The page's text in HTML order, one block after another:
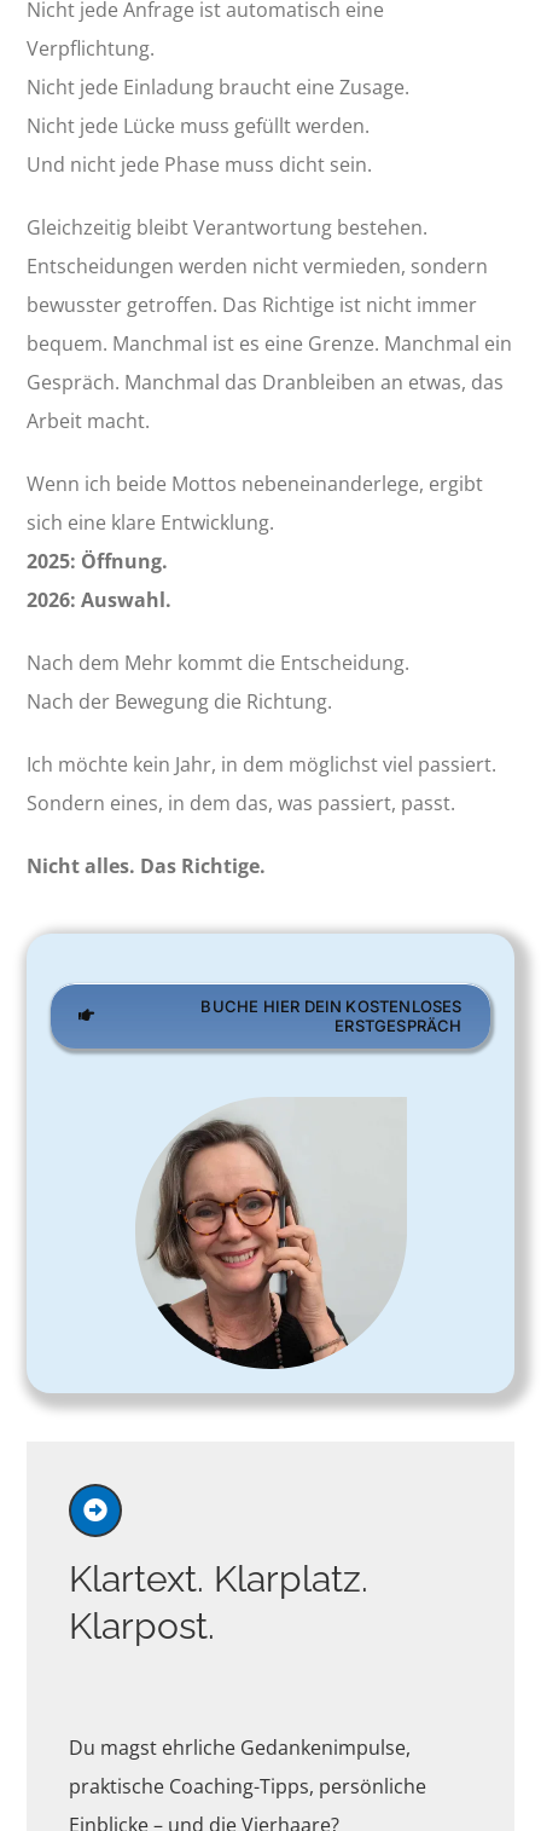
Nicht jede Anfrage ist automatisch eine
Verpflichtung.
Nicht jede Einladung braucht eine Zusage.
Nicht jede Lücke muss gefüllt werden.
Und nicht jede Phase muss dicht sein.
Gleichzeitig bleibt Verantwortung bestehen.
Entscheidungen werden nicht vermieden, sondern
bewusster getroffen. Das Richtige ist nicht immer
bequem. Manchmal ist es eine Grenze. Manchmal ein
Gespräch. Manchmal das Dranbleiben an etwas, das
Arbeit macht.
Wenn ich beide Mottos nebeneinanderlege, ergibt
sich eine klare Entwicklung.
2025: Öffnung.
2026: Auswahl.
Nach dem Mehr kommt die Entscheidung.
Nach der Bewegung die Richtung.
Ich möchte kein Jahr, in dem möglichst viel passiert.
Sondern eines, in dem das, was passiert, passt.
Nicht alles. Das Richtige.
BUCHE HIER DEIN KOSTENLOSES
ERSTGESPRÄCH
Klartext. Klarplatz.
Klarpost.
Du magst ehrliche Gedankenimpulse,
praktische Coaching-Tipps, persönliche
Einblicke – und die Vierhaare?